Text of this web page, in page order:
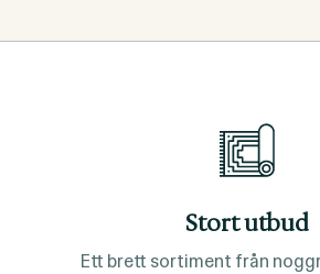
Stort utbud
Ett brett sortiment från